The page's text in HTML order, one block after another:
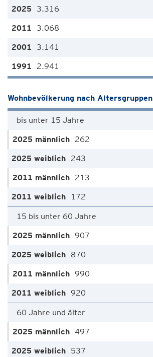
3.316
3.068
3.141
2.941
Wohnbevölkerung nach Altersgruppen
bis unter 15 Jahre
262
243
213
172
15 bis unter 60 Jahre
907
870
990
920
60 Jahre und älter
497
537